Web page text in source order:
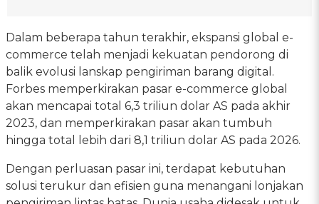
Dalam beberapa tahun terakhir, ekspansi global e-
commerce telah menjadi kekuatan pendorong di
balik evolusi lanskap pengiriman barang digital.
Forbes memperkirakan pasar e-commerce global
akan mencapai total 6,3 triliun dolar AS pada akhir
2023, dan memperkirakan pasar akan tumbuh
hingga total lebih dari 8,1 triliun dolar AS pada 2026.
Dengan perluasan pasar ini, terdapat kebutuhan
solusi terukur dan efisien guna menangani lonjakan